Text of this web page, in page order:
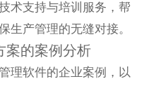
术支持与培训服务，帮
生产管理的无缝对接。
案的案例分析
理软件的企业案例，以